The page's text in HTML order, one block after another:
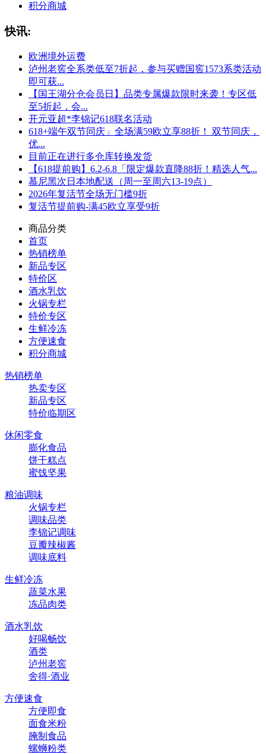
积分商城
快讯:
欧洲境外运费
泸州老窖全系类低至7折起，参与买赠国窖1573系类活动
即可获...
【国王湖分仓会员日】品类专属爆款限时来袭！专区低
至5折起，会...
开元亚超*李锦记618联名活动
618+端午双节同庆」全场满59欧立享88折！ 双节同庆，
优...
目前正在进行多仓库转换发货
【618提前购】6.2-6.8「限定爆款直降88折！精选人气...
慕尼黑次日本地配送（周一至周六13-19点）
2026年复活节全场无门槛9折
复活节提前购-满45欧立享受9折
商品分类
首页
热销榜单
新品专区
特价区
酒水乳饮
火锅专栏
特价专区
生鲜冷冻
方便速食
积分商城
热销榜单
热卖专区
新品专区
特价临期区
休闲零食
膨化食品
饼干糕点
蜜饯坚果
粮油调味
火锅专栏
调味品类
李锦记调味
豆瓣辣椒酱
调味底料
生鲜冷冻
蔬菜水果
冻品肉类
酒水乳饮
好喝畅饮
酒类
泸州老窖
舍得·酒业
方便速食
方便即食
面食米粉
腌制食品
螺蛳粉类